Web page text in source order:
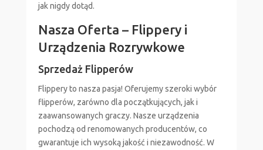
jak nigdy dotąd.
Nasza Oferta – Flippery i
Urządzenia Rozrywkowe
Sprzedaż Flipperów
Flippery to nasza pasja! Oferujemy szeroki wybór
flipperów, zarówno dla początkujących, jak i
zaawansowanych graczy. Nasze urządzenia
pochodzą od renomowanych producentów, co
gwarantuje ich wysoką jakość i niezawodność. W